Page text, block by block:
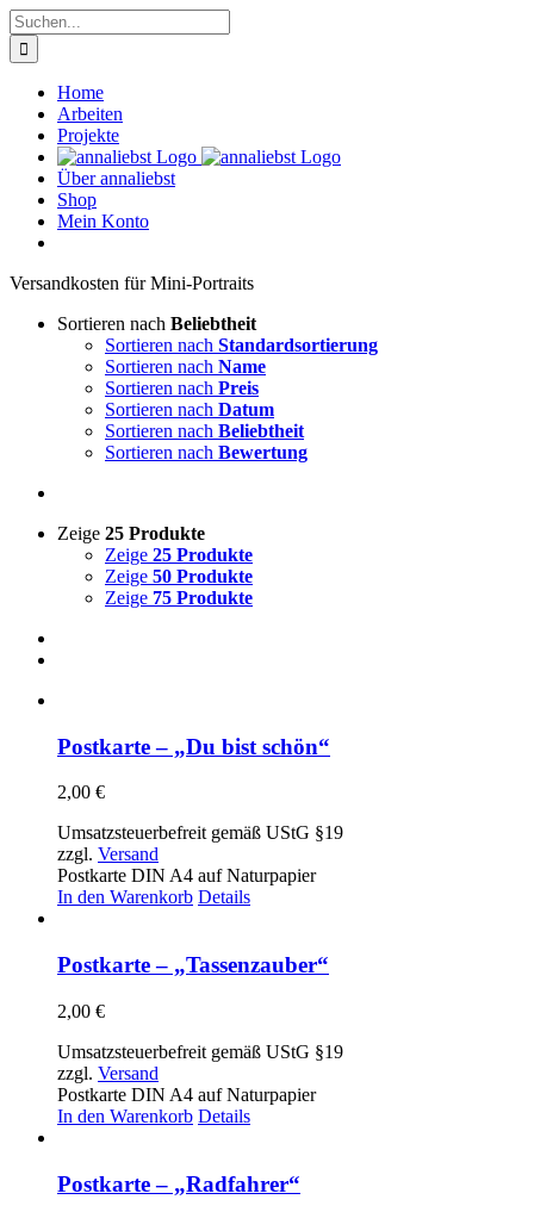
Zum
Inhalt
springen
Suche
nach:
Home
Arbeiten
Projekte
Über annaliebst
Shop
Mein Konto
Ver­sand­kos­ten für Mini-Por­traits
Sortieren nach Beliebtheit
Sortieren nach Standardsortierung
Sortieren nach Name
Sortieren nach Preis
Sortieren nach Datum
Sortieren nach Beliebtheit
Sortieren nach Bewertung
Zeige 25 Produkte
Zeige 25 Produkte
Zeige 50 Produkte
Zeige 75 Produkte
Postkarte – „Du bist schön“
2,00 €
Umsatzsteuerbefreit gemäß UStG §19
zzgl. Versand
Postkarte DIN A4 auf Naturpapier
In den Warenkorb Details
Postkarte – „Tassenzauber“
2,00 €
Umsatzsteuerbefreit gemäß UStG §19
zzgl. Versand
Postkarte DIN A4 auf Naturpapier
In den Warenkorb Details
Postkarte – „Radfahrer“